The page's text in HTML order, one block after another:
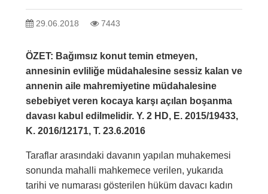
29.06.2018 7443
ÖZET: Bağımsız konut temin etmeyen,
annesinin evliliğe müdahalesine sessiz kalan ve
annenin aile mahremiyetine müdahalesine
sebebiyet veren kocaya karşı açılan boşanma
davası kabul edilmelidir. Y. 2 HD, E. 2015/19433,
K. 2016/12171, T. 23.6.2016
Taraflar arasındaki davanın yapılan muhakemesi
sonunda mahalli mahkemece verilen, yukarıda
tarihi ve numarası gösterilen hüküm davacı kadın